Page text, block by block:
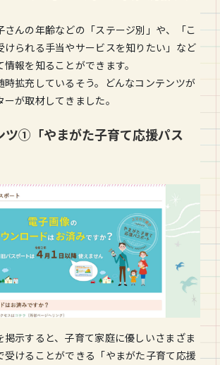
んの年齢などの「ステージ別」や、「こ
けられる手当やサービスを知りたい」など
報を知ることができます。
時拡充しているそう。どんなコンテンツが
が取材してきました。
ツ①「やまがた子育て応援パス
示すると、子育て家庭に優しいさまざま
受けることができる「やまがた子育て応援